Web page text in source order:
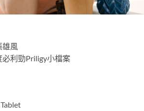
雄風
必利勁Priligy小檔案